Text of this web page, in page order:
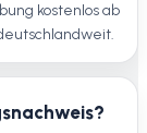
kostenlos ab